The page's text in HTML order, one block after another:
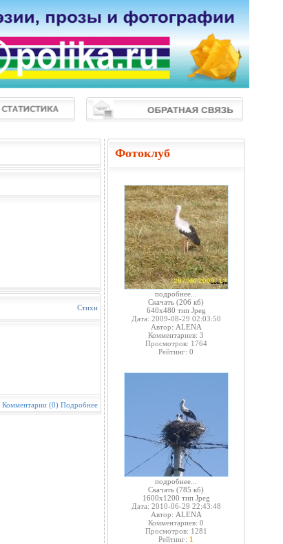
Стихи
Комментарии (0) Подробнее
Фотоклуб
подробнее...
Скачать (206 кб)
640x480 тип Jpeg
Дата: 2009-08-29 02:03:50
Автор: ALENA
Комментариев: 3
Просмотров: 1764
Рейтинг: 0
подробнее...
Скачать (785 кб)
1600x1200 тип Jpeg
Дата: 2010-06-29 22:43:48
Автор: ALENA
Комментариев: 0
Просмотров: 1281
Рейтинг: 1